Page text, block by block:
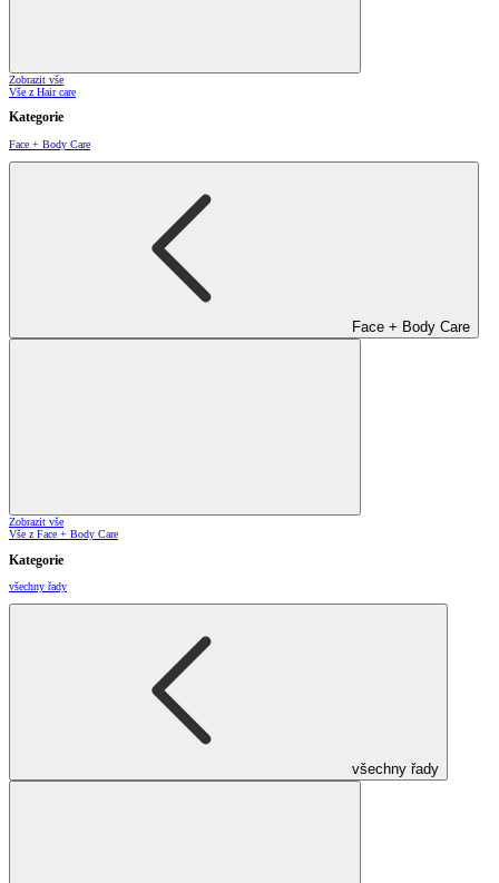
Zobrazit vše
Vše z Hair care
Kategorie
Face + Body Care
Face + Body Care
Zobrazit vše
Vše z Face + Body Care
Kategorie
všechny řady
všechny řady